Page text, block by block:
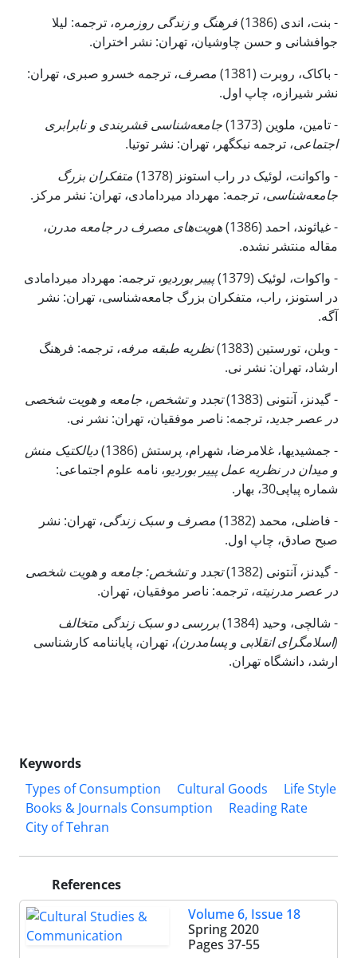
- بنت، اندی (1386)
فرهنگ و زندگی روزمره، ترجمه: لیلا
جوافشانی و حسن چاوشیان، تهران: نشر اختران.
- باکاک، روبرت (1381)
مصرف، ترجمه خسرو صبری، تهران:
نشر شیرازه، چاپ اول.
- تامین، ملوین (1373)
جامعه‌شناسی قشربندی و نابرابری
اجتماعی، ترجمه نیک­گهر، تهران: نشر توتیا.
- واکوانت، لوئیک در راب استونز (1378)
متفکران بزرگ
جامعه‌شناسی، ترجمه: مهرداد میردامادی، تهران: نشر مرکز.
- غیاثوند، احمد (1386)
هویت‌های مصرف در جامعه مدرن،
مقاله منتشر نشده.
- واکوات، لوئیک (1379)
پی­یر بوردیو، ترجمه: مهرداد میردامادی
در استونز، راب، متفکران بزرگ جامعه‌شناسی، تهران: نشر
آگه.
- وبلن، تورستین (1383)
نظریه طبقه مرفه، ترجمه: فرهنگ
ارشاد، تهران: نشر نی.
- گیدنز، آنتونی (1383)
تجدد و تشخص، جامعه و هویت شخصی
در عصر جدید، ترجمه: ناصر موفقیان، تهران: نشر نی.
- جمشیدیها، غلامرضا، شهرام، پرستش (1386)
دیالکتیک منش
و میدان در نظریه عمل پی­یر بوردیو، نامه علوم اجتماعی:
شماره پیاپی30، بهار.
- فاضلی، محمد (1382)
مصرف و سبک زندگی، تهران: نشر
صبح صادق، چاپ اول.
- گیدنز، آنتونی (1382)
تجدد و تشخص: جامعه و هویت شخصی
در عصر مدرنیته، ترجمه: ناصر موفقیان، تهران.
- شالچی، وحید (1384)
بررسی دو سبک زندگی متخالف
(اسلام­گرای انقلابی و پسامدرن)، تهران، پایان­نامه کارشناسی
ارشد، دانشگاه تهران.
Keywords
Types of Consumption
Cultural Goods
Life Style
Books & Journals Consumption
Reading Rate
City of Tehran
References
Volume 6, Issue 18
Spring 2020
Pages 37-55